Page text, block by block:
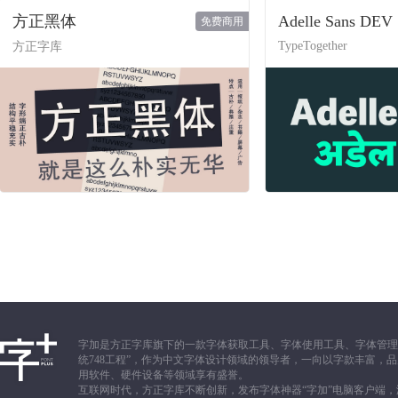
方正黑体
方正字库
免费商用 Adelle Sans DEV
TypeTogether
字加是方正字库旗下的一款字体获取工具、字体使用工具、字体管
统748工程”，作为中文字体设计领域的领导者，一向以字款丰富，
用软件、硬件设备等领域享有盛誉。
互联网时代，方正字库不断创新，发布字体神器“字加”电脑客户端